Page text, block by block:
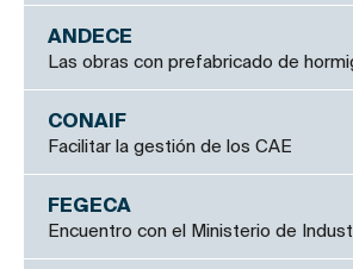
ANDECE
Las obras con prefabricado de
CONAIF
Facilitar la gestión de los CAE
FEGECA
Encuentro con el Ministerio de